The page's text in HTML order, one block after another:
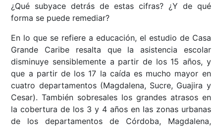
¿Qué subyace detrás de estas cifras? ¿Y de qué
forma se puede remediar?
En lo que se refiere a educación, el estudio de Casa
Grande Caribe resalta que la asistencia escolar
disminuye sensiblemente a partir de los 15 años, y
que a partir de los 17 la caída es mucho mayor en
cuatro departamentos (Magdalena, Sucre, Guajira y
Cesar). También sobresales los grandes atrasos en
la cobertura de los 3 y 4 años en las zonas urbanas
de los departamentos de Córdoba, Magdalena,